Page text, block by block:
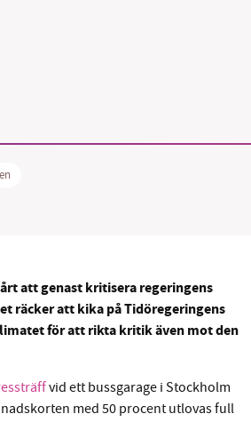
att genast kritisera regeringens
räcker att kika på Tidöregeringens
för att rikta kritik även mot den
vid ett bussgarage i Stockholm
med 50 procent utlovas full
Nu vill vi utveckla vårt
hoppas att du vill hjälpa oss.
1231368703